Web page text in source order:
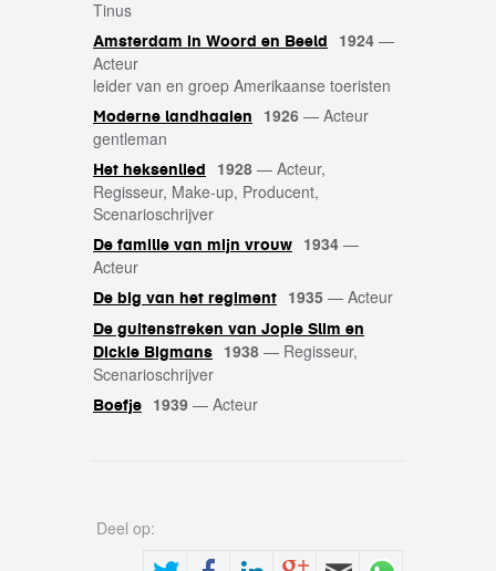
Tinus
Amsterdam in Woord en Beeld 1924 —
Acteur
leider van en groep Amerikaanse toeristen
Moderne landhaaien 1926 — Acteur
gentleman
Het heksenlied 1928 — Acteur,
Regisseur, Make-up, Producent,
Scenarioschrijver
De familie van mijn vrouw 1934 —
Acteur
De big van het regiment 1935 — Acteur
De guitenstreken van Jopie Slim en
Dickie Bigmans
1938 — Regisseur,
Scenarioschrijver
Boefje 1939 — Acteur
Deel op: